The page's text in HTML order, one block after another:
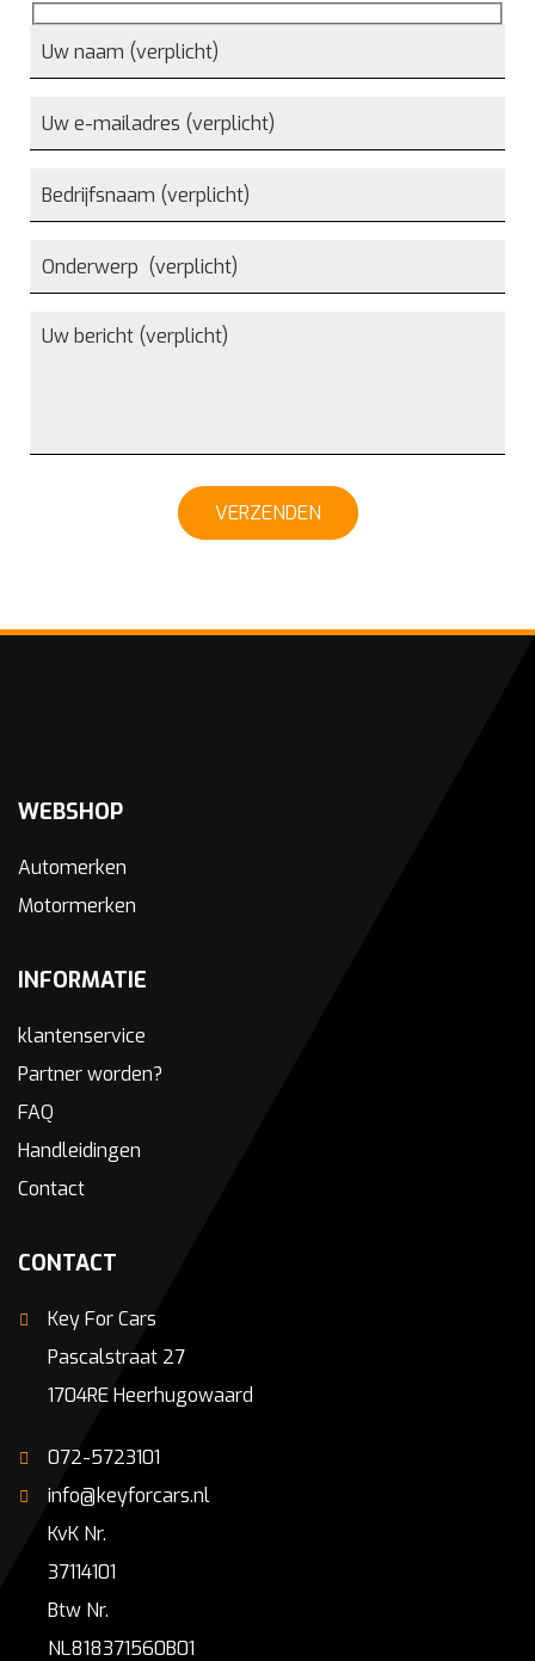
VERZENDEN
WEBSHOP
Automerken
Motormerken
INFORMATIE
klantenservice
Partner worden?
FAQ
Handleidingen
Contact
CONTACT
Key For Cars
Pascalstraat 27
1704RE Heerhugowaard
072-5723101
info@keyforcars.nl
KvK Nr.
37114101
Btw Nr.
NL818371560B01